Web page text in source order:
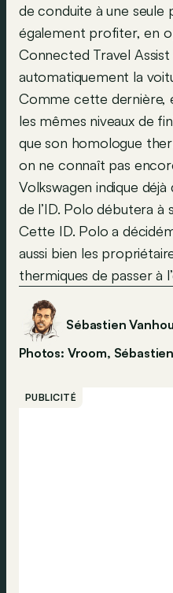
de conduite à une seule
également profiter, en
Connected Travel
automatiquement la
Comme cette dernière,
les mêmes niveaux de
que son homologue
on ne connaît pas
Volkswagen indique déjà
de l’ID. Polo débutera
Cette ID. Polo a
aussi bien les
thermiques de passer à
Sébastien
Photos: Vroom,
PUBLICITÉ